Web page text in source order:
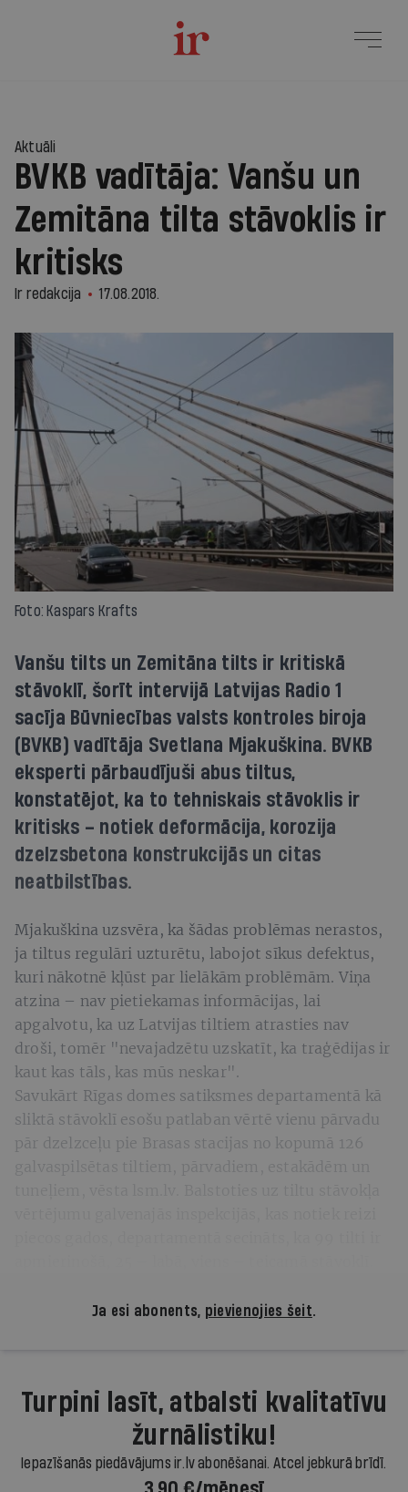
Aktuāli
BVKB vadītāja: Vanšu un
Zemitāna tilta stāvoklis ir
kritisks
Ir redakcija 17.08.2018.
Foto: Kaspars Krafts
Vanšu tilts un Zemitāna tilts ir kritiskā
stāvoklī, šorīt intervijā Latvijas Radio 1
sacīja Būvniecības valsts kontroles biroja
(BVKB) vadītāja Svetlana Mjakuškina. BVKB
eksperti pārbaudījuši abus tiltus,
konstatējot, ka to tehniskais stāvoklis ir
kritisks – notiek deformācija, korozija
dzelzsbetona konstrukcijās un citas
neatbilstības.
Mjakuškina uzsvēra, ka šādas problēmas nerastos,
ja tiltus regulāri uzturētu, labojot sīkus defektus,
kuri nākotnē kļūst par lielākām problēmām. Viņa
atzina – nav pietiekamas informācijas, lai
apgalvotu, ka uz Latvijas tiltiem atrasties nav
droši, tomēr "nevajadzētu uzskatīt, ka traģēdijas ir
kaut kas tāls, kas mūs neskar".
Savukārt Rīgas domes satiksmes departamentā kā
sliktā stāvoklī esošu patlaban vērtē vienu pārvadu
pār dzelzceļu pie Brasas stacijas no kopumā 126
galvaspilsētas tiltiem, pārvadiem, estakādēm un
Ja esi abonents, pievienojies šeit.
Turpini lasīt, atbalsti kvalitatīvu
žurnālistiku!
Iepazīšanās piedāvājums ir.lv abonēšanai. Atcel jebkurā brīdī.